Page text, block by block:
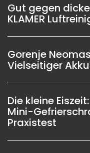
Gut gegen
KLAMER
Gorenje
Vielseitiger
Die kleine Eiszeit:
Mini-
Praxistest